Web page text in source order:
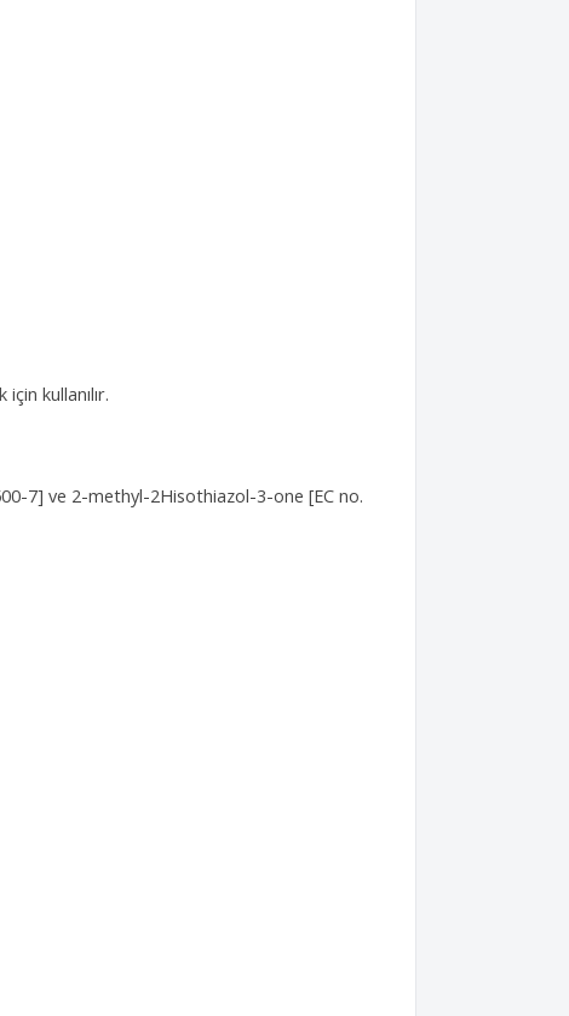
kullanılır.
7] ve 2-methyl-2Hisothiazol-3-one [EC no.